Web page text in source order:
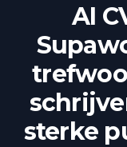
AI
sterke